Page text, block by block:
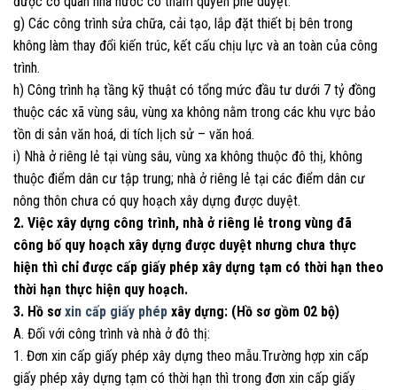
g) Các công trình sửa chữa, cải tạo, lắp đặt thiết bị bên trong
không làm thay đổi kiến trúc, kết cấu chịu lực và an toàn của công
trình.
h) Công trình hạ tầng kỹ thuật có tổng mức đầu tư dưới 7 tỷ đồng
thuộc các xã vùng sâu, vùng xa không nằm trong các khu vực bảo
tồn di sản văn hoá, di tích lịch sử – văn hoá.
i) Nhà ở riêng lẻ tại vùng sâu, vùng xa không thuộc đô thị, không
thuộc điểm dân cư tập trung; nhà ở riêng lẻ tại các điểm dân cư
nông thôn chưa có quy hoạch xây dựng được duyệt.
2. Việc xây dựng công trình, nhà ở riêng lẻ trong vùng đã
công bố quy hoạch xây dựng được duyệt nhưng chưa thực
hiện thì chỉ được cấp giấy phép xây dựng tạm có thời hạn theo
thời hạn thực hiện quy hoạch.
3. Hồ sơ xin cấp giấy phép xây dựng: (Hồ sơ gồm 02 bộ)
A. Đối với công trình và nhà ở đô thị:
1. Đơn xin cấp giấy phép xây dựng theo mẫu.Trường hợp xin cấp
giấy phép xây dựng tạm có thời hạn thì trong đơn xin cấp giấy